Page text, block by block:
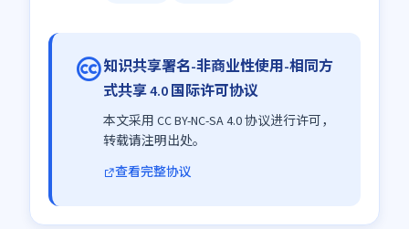
知识共享署名-非商业性使用-相同方
式共享 4.0 国际许可协议
本文采用 CC BY-NC-SA 4.0 协议进行许可，
转载请注明出处。
查看完整协议